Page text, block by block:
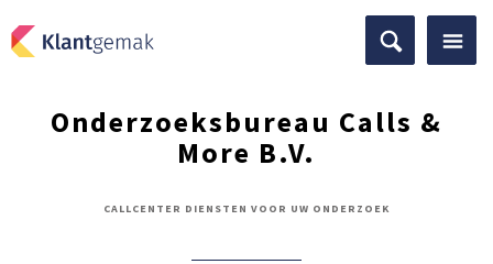
Onderzoeksbureau Calls &
More B.V.
CALLCENTER DIENSTEN VOOR UW ONDERZOEK